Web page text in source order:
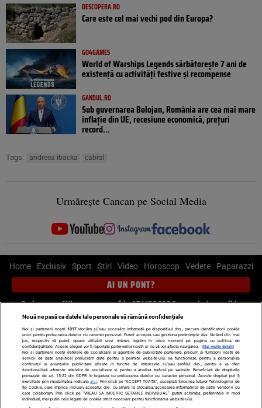
DESCOPERA.RO
Care este cel mai vechi pod din Europa?
GO4GAMES
World of Warships Legends sărbătorește 7 ani de
existență cu activități festive și recompense
GANDUL.RO
Sub guvernarea Bolojan, România are cea mai mare
inflație din UE, recesiune economică, prețuri
record...
Tags: andreea ibacka cabral
Urmărește Cancan pe Social Media
Home Exclusiv Sport Știri Video Horoscop Vedete Paparazzi
AI UN PONT?
Scrie-ne pe Whatsapp, sună la 0741226226 sau trimite mail la
pont@cancan.ro
Știri interne Știri externe
Politică
Ultimele stiri
Diete Insula Iubirii Dictionar de vise
LIFE STYLE
Horoscop
Echipa editorială
Termeni si condiții
Politica de confidențialitate
Nouă ne pasă ca datele tale personale să rămână confidențiale
Noi și partenerii noștri 1017stocăm și/sau accesăm informații pe dispozitivul dvs., precum identificatorii cookie
unici pentru prelucrarea datelor cu caracter personal. Puteți accepta sau gestiona preferințele dvs. făcând clic mai
jos, respectiv vă puteți opune utilizării unui interes legitim în orice moment pe pagina cu politica de
confidențialitate. Aceste alegeri vor fi raportate partenerilor noștri și nu vă vor afecta navigarea.
Mai multe detalii
Noi si partenerii nostri (retelele de socializare si agentiile de publicitate partenere, precum si furnizorii nostri de
servicii de date analitice) prelucram date pentru a permite website-ului sa functioneze, pentru a personaliza
continutul si anunturile publicitare afisate in functie de interesele si/sau profilul dvs., pentru a va oferi
functionalitati aferente retelelor de socializare si pentru a analiza traficul pe website. Beneficiati de drepturile
prevazute de art. 15-22 din GDPR in legatura cu prelucrarea datelor cu caracter personal. Aceste drepturi pot fi
exercitate prin modalitatea indicataaici . Prin click pe “ACCEPT TOATE”, acceptati folosirea tuturor Tehnologiilor de
tip Cookie, care implica inclusiv acceptul dvs. cu privire la stocarea/accesarea informatiilor de catre Vendor-ii cu
care colaboram. Prin click pe “VREAU SA MODIFIC SETARILE INDIVIDUAL” puteti schimba preferintele in mod
individual, mai putin cele legate de cookie strict necesare pentru functionarea website-ului.